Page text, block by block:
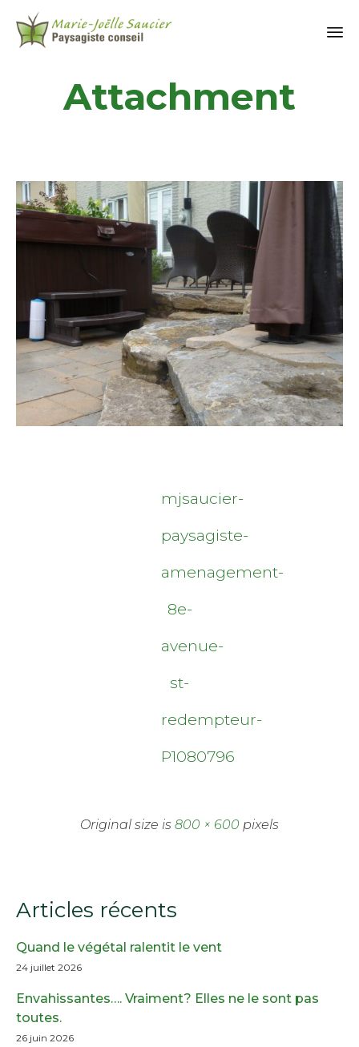
Attachment
mjsaucier-
paysagiste-
amenagement-
8e-
avenue-
st-
redempteur-
P1080796
Original size is 800 × 600 pixels
Articles récents
Quand le végétal ralentit le vent
24 juillet 2026
Envahissantes…. Vraiment? Elles ne le sont pas
toutes.
26 juin 2026